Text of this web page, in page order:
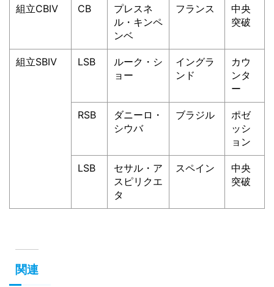
組立CBⅣ CB
プレスネ
ル・キンペ
ンベ
フランス
中央
突破
組立SBⅣ LSB
ルーク・シ
ョー
イングラ
ンド
カウ
ンタ
ー
RSB
ダニーロ・
シウバ
ブラジル
ポゼ
ッシ
ョン
LSB
セサル・ア
スピリクエ
タ
スペイン
中央
突破
関連